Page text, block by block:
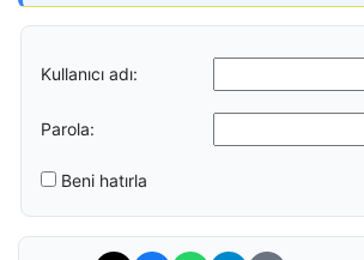
Kullanıcı adı:
Parola:
Beni hatırla